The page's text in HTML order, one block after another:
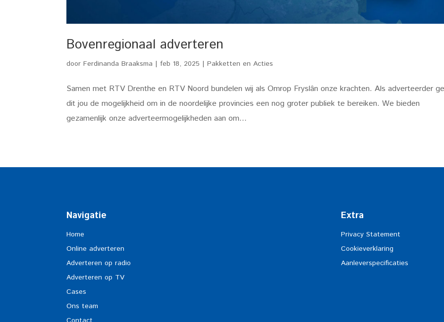
Bovenregionaal adverteren
doorFerdinanda Braaksma |feb 18, 2025 |Pakketten en Acties
Samen met RTV Drenthe en RTV Noord bundelen wij als Omrop Fryslân onze krachten. Als adverteerder
dit jou de mogelijkheid om in de noordelijke provincies een nog groter publiek te bereiken. We bieden
gezamenlijk onze adverteermogelijkheden aan om...
Navigatie
Home
Online adverteren
Adverteren op radio
Adverteren op TV
Cases
Ons team
Extra
Privacy Statement
Cookieverklaring
Aanleverspecificaties